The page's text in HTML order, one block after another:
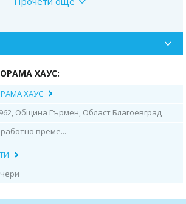
място за сядане и барбекю на дървени
диван и холна маса;
бокс;
ХАУС:
ХАУС
Община Гърмен, Област Благоевград
време...